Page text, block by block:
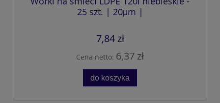
25 szt. | 20μm |
7,84 zł
Cena netto: 6,37 zł
do koszyka